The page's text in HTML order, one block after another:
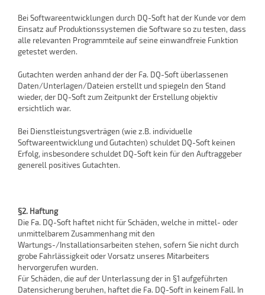
Bei Softwareentwicklungen durch DQ-Soft hat der Kunde vor dem
Einsatz auf Produktionssystemen die Software so zu testen, dass
alle relevanten Programmteile auf seine einwandfreie Funktion
getestet werden.
Gutachten werden anhand der der Fa. DQ-Soft überlassenen
Daten/Unterlagen/Dateien erstellt und spiegeln den Stand
wieder, der DQ-Soft zum Zeitpunkt der Erstellung objektiv
ersichtlich war.
Bei Dienstleistungsverträgen (wie z.B. individuelle
Softwareentwicklung und Gutachten) schuldet DQ-Soft keinen
Erfolg, insbesondere schuldet DQ-Soft kein für den Auftraggeber
generell positives Gutachten.
§2. Haftung
Die Fa. DQ-Soft haftet nicht für Schäden, welche in mittel- oder
unmittelbarem Zusammenhang mit den
Wartungs-/Installationsarbeiten stehen, sofern Sie nicht durch
grobe Fahrlässigkeit oder Vorsatz unseres Mitarbeiters
hervorgerufen wurden.
Für Schäden, die auf der Unterlassung der in §1 aufgeführten
Datensicherung beruhen, haftet die Fa. DQ-Soft in keinem Fall. In